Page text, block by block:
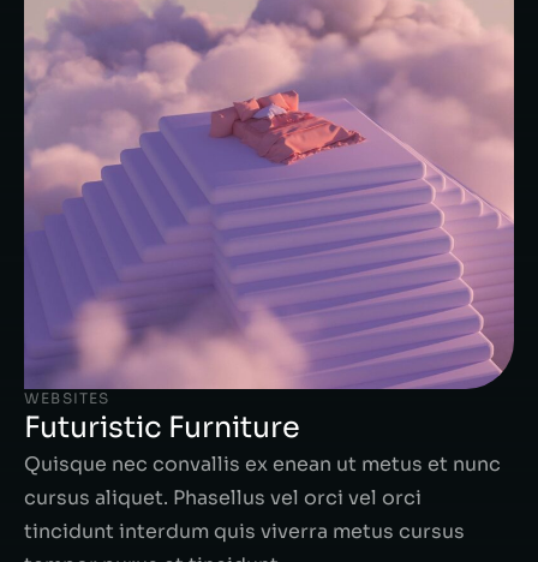
WEBSITES
Futuristic Furniture
Quisque nec convallis ex enean ut metus et nunc
cursus aliquet. Phasellus vel orci vel orci
tincidunt interdum quis viverra metus cursus